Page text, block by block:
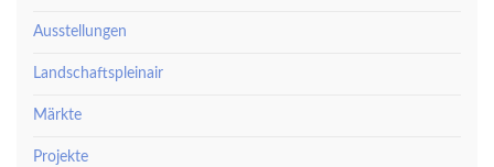
Ausstellungen
Landschaftspleinair
Märkte
Projekte